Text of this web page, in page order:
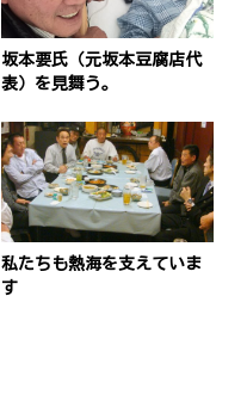
坂本要氏（元坂本豆腐店代
表）を見舞う。
私たちも熱海を支えていま
す